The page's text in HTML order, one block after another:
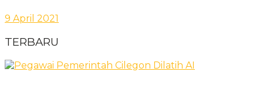
9 April 2021
TERBARU